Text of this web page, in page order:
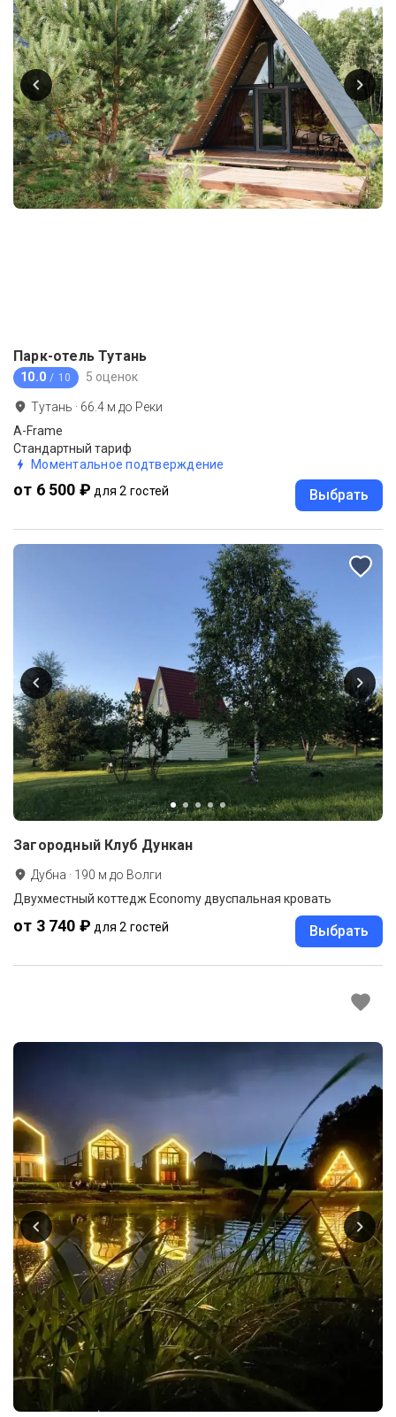
Парк-отель Тутань
10.0 / 10 5 оценок
Тутань · 66.4 м до Реки
A-Frame
Стандартный тариф
Моментальное подтверждение
от 6 500 ₽ для 2 гостей Выбрать
Загородный Клуб Дункан
Дубна · 190 м до Волги
Двухместный коттедж Economy двуспальная кровать
от 3 740 ₽ для 2 гостей Выбрать